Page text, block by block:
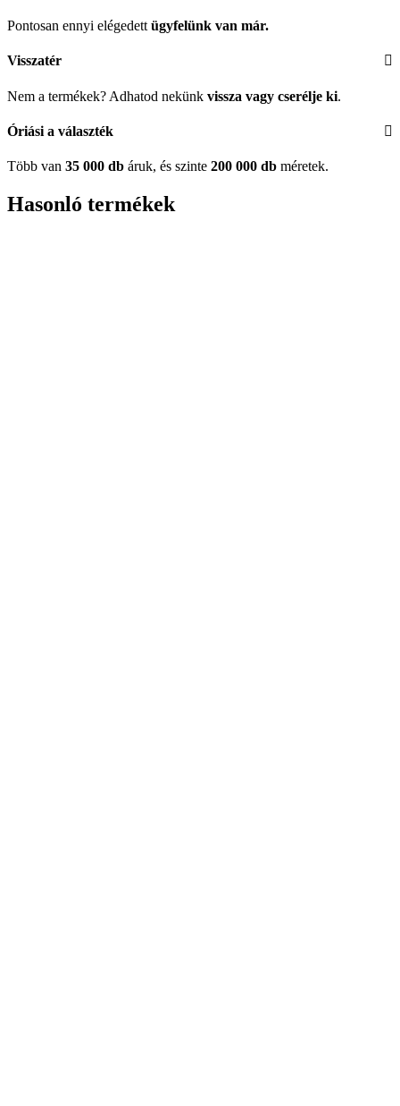
Pontosan ennyi elégedett ügyfelünk van már.
Visszatér
Nem a termékek? Adhatod nekünk vissza vagy cserélje ki.
Óriási a választék
Több van 35 000 db áruk, és szinte 200 000 db méretek.
Hasonló termékek